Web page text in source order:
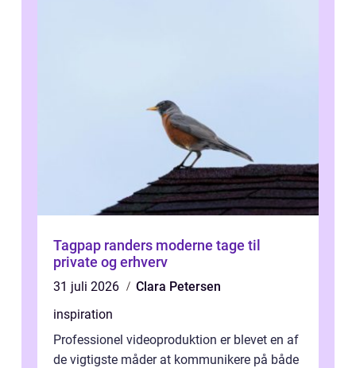
Tagpap randers moderne tage til
private og erhverv
31 juli 2026
Clara Petersen
inspiration
Professionel videoproduktion er blevet en af
de vigtigste måder at kommunikere på både